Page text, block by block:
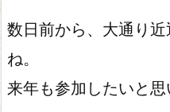
数日前から、大通り
ね。
来年も参加したいと思